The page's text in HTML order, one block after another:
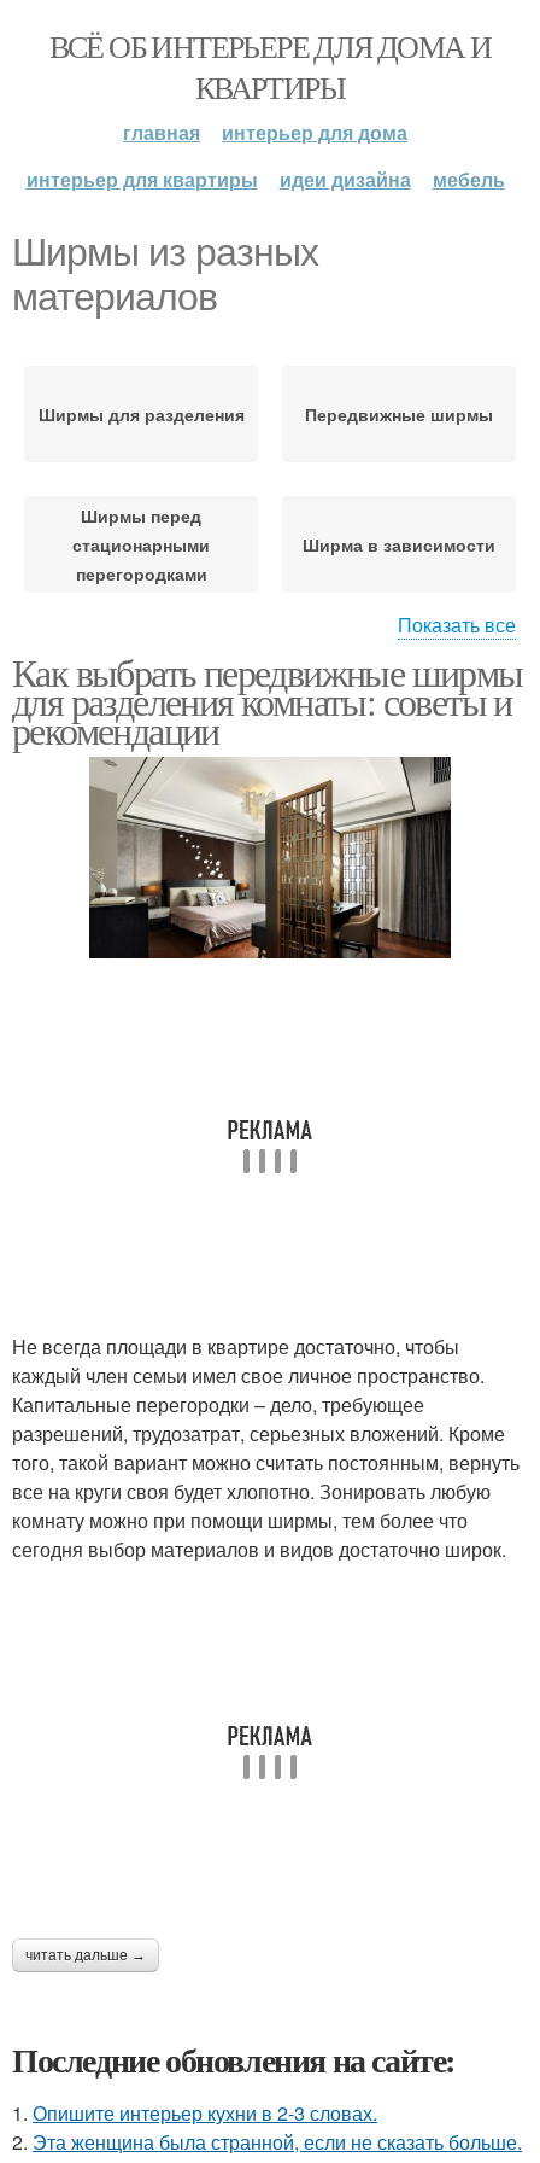
ВСЁ ОБ ИНТЕРЬЕРЕ ДЛЯ ДОМА И
КВАРТИРЫ
главная
интерьер для дома
интерьер для квартиры
идеи дизайна мебель
Ширмы из разных
материалов
Ширмы для разделения Передвижные ширмы
Ширмы перед
стационарными
перегородками
Ширма в зависимости
Ширма для разделения
Ширмы для
эффективного
разделения
Ширма в комнате
Ширмы в небольших
помещениях
Ширмы в зависимости
Показать все
Как выбрать передвижные ширмы
для разделения комнаты: советы и
рекомендации
Не всегда площади в квартире достаточно, чтобы
каждый член семьи имел свое личное пространство.
Капитальные перегородки – дело, требующее
разрешений, трудозатрат, серьезных вложений. Кроме
того, такой вариант можно считать постоянным, вернуть
все на круги своя будет хлопотно. Зонировать любую
комнату можно при помощи ширмы, тем более что
сегодня выбор материалов и видов достаточно широк.
читать дальше →
Последние обновления на сайте:
1. Опишите интерьер кухни в 2-3 словах.
2. Эта женщина была странной, если не сказать больше.